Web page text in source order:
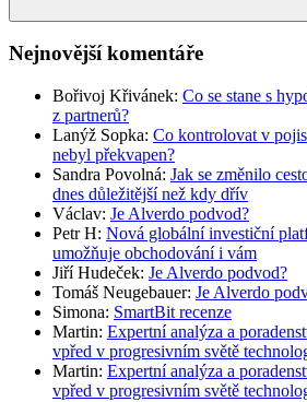
Nejnovější komentáře
Bořivoj Křivánek: Co se stane s
z partnerů?
Lanýž Sopka: Co kontrolovat v
nebyl překvapen?
Sandra Povolná: Jak se změnilo
dnes důležitější než kdy dřív
Václav: Je Alverdo podvod?
Petr H: Nová globální investiční
umožňuje obchodování i vám
Jiří Hudeček: Je Alverdo podvod?
Tomáš Neugebauer: Je Alverdo
Simona: SmartBit recenze
Martin: Expertní analýza a
vpřed v progresivním světě
Martin: Expertní analýza a
vpřed v progresivním světě